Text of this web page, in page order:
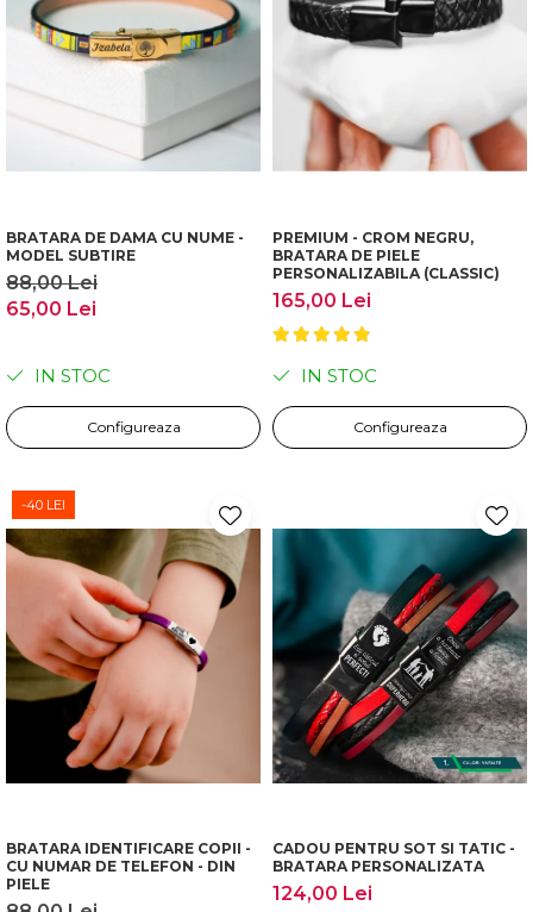
BRATARA DE DAMA CU NUME -
MODEL SUBTIRE
88,00 Lei
65,00 Lei
IN STOC
Configureaza
PREMIUM - CROM NEGRU,
BRATARA DE PIELE
PERSONALIZABILA (CLASSIC)
165,00 Lei
IN STOC
Configureaza
-40 LEI
BRATARA IDENTIFICARE COPII -
CU NUMAR DE TELEFON - DIN
PIELE
CADOU PENTRU SOT SI TATIC -
BRATARA PERSONALIZATA
124,00 Lei